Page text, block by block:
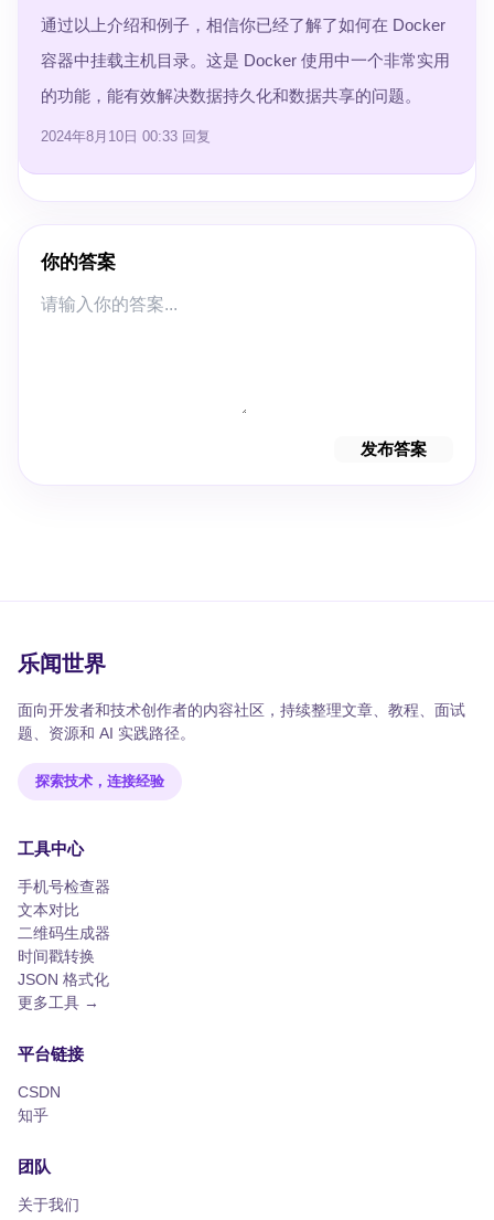
通过以上介绍和例子，相信你已经了解了如何在 Docker
容器中挂载主机目录。这是 Docker 使用中一个非常实用
的功能，能有效解决数据持久化和数据共享的问题。
2024年8月10日 00:33 回复
你的答案
发布答案
乐闻世界
面向开发者和技术创作者的内容社区，持续整理文章、教程、面试
题、资源和 AI 实践路径。
探索技术，连接经验
工具中心
手机号检查器
文本对比
二维码生成器
时间戳转换
JSON 格式化
更多工具 →
平台链接
CSDN
知乎
团队
关于我们